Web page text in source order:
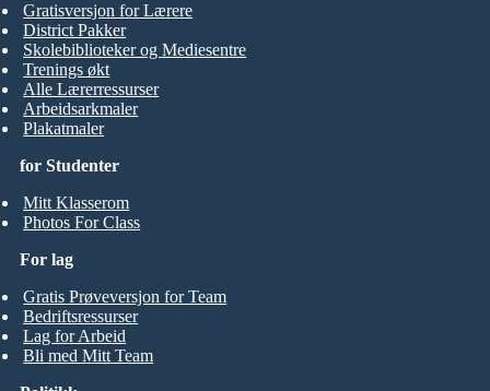
for Studenter
Mitt Klasserom
Photos For Class
Gratisversjon for Lærere
District Pakker
Skolebiblioteker og Mediesentre
Trenings økt
Alle Lærerressurser
Arbeidsarkmaler
Plakatmaler
For lag
Gratis Prøveversjon for Team
Bedriftsressurser
Lag for Arbeid
Bli med Mitt Team